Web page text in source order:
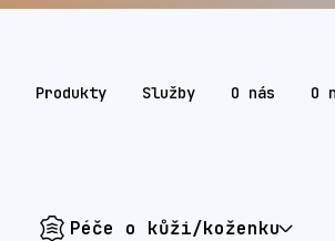
Produkty Služby O nás O
Péče o kůži/koženku